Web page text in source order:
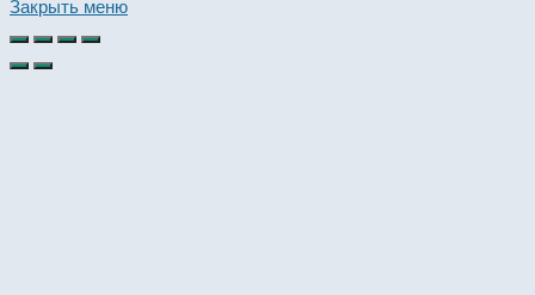
this
website
Закрыть меню